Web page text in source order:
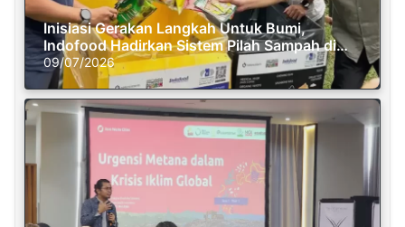
Inisiasi Gerakan Langkah Untuk Bumi,
Indofood Hadirkan Sistem Pilah Sampah di
Semasa Piknik
09/07/2026